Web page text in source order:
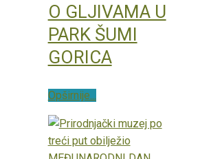
O GLJIVAMA U
PARK ŠUMI
GORICA
Opširnije...